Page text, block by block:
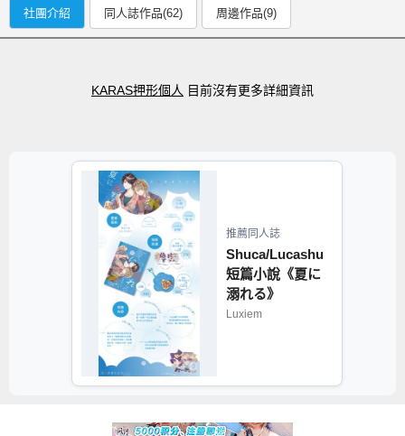
社團介紹 同人誌作品(62) 周邊作品(9)
KARAS押形個人 目前沒有更多詳細資訊
推薦同人誌
Shuca/Lucashu
短篇小說《夏に
溺れる》
Luxiem